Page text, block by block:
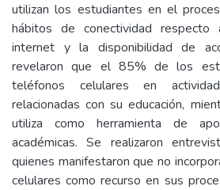
utilizan los estudiantes en el
hábitos de conectividad
internet y la disponibilidad de
revelaron que el 85% de los
teléfonos celulares en
relacionadas con su educación,
utiliza como herramienta de
académicas. Se realizaron
quienes manifestaron que no
celulares como recurso en sus